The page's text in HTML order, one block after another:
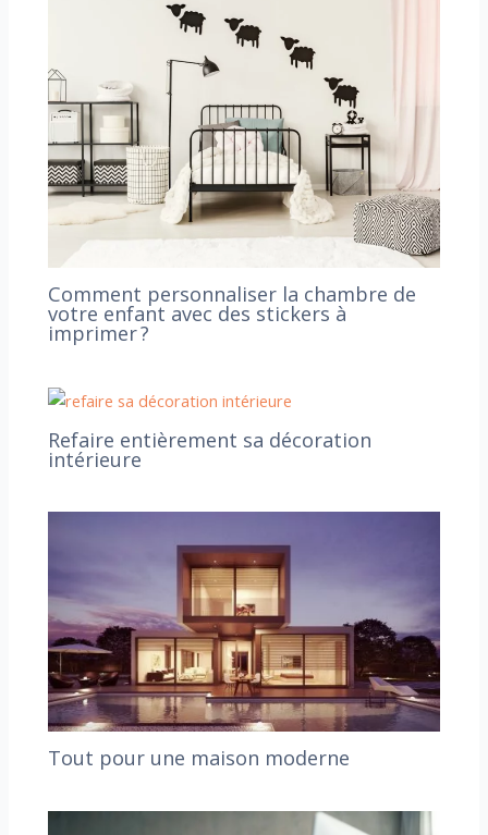
Comment personnaliser la chambre de
votre enfant avec des stickers à
imprimer ?
Refaire entièrement sa décoration
intérieure
Tout pour une maison moderne